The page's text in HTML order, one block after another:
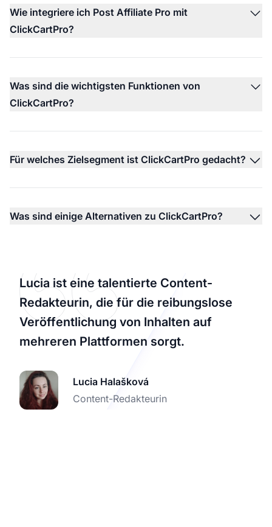
Wie integriere ich Post Affiliate Pro mit
ClickCartPro?
Was sind die wichtigsten Funktionen von
ClickCartPro?
Für welches Zielsegment ist ClickCartPro gedacht?
Was sind einige Alternativen zu ClickCartPro?
Lucia ist eine talentierte Content-
Redakteurin, die für die reibungslose
Veröffentlichung von Inhalten auf
mehreren Plattformen sorgt.
Lucia Halašková
Content-Redakteurin